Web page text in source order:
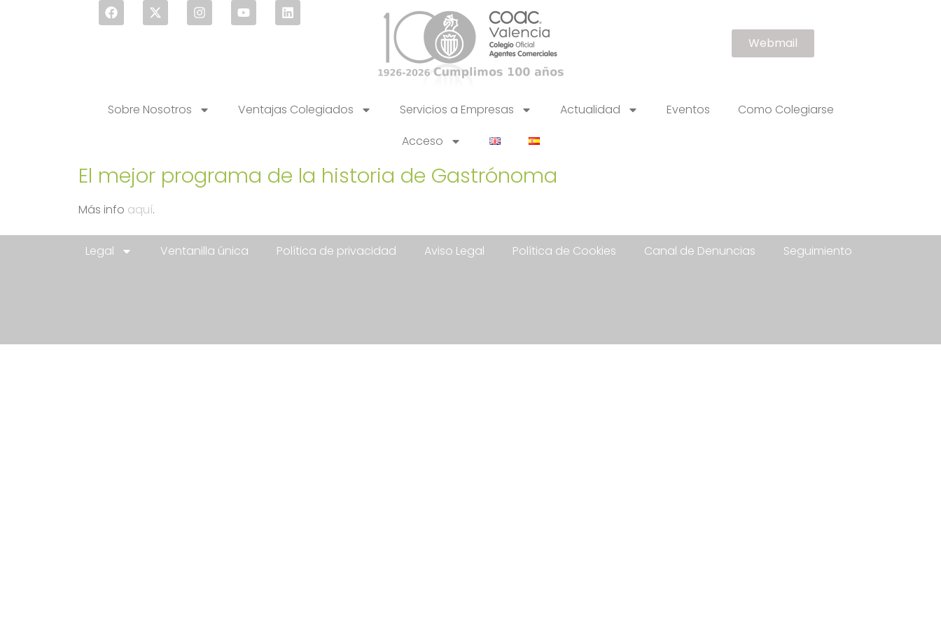
Webmail
Sobre Nosotros Ventajas Colegiados Servicios a Empresas Actualidad Eventos
Como Colegiarse
Acceso
El mejor programa de la historia de Gastrónoma
Más info aquí.
Legal Ventanilla única Política de privacidad Aviso Legal Política de Cookies Canal de Denuncias Seguimiento